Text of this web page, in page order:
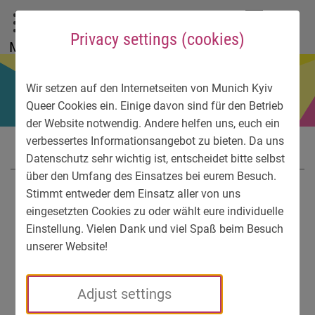
Privacy settings (cookies)
Wir setzen auf den Internetseiten von Munich Kyiv
Queer Cookies ein. Einige davon sind für den Betrieb
der Website notwendig. Andere helfen uns, euch ein
verbessertes Informationsangebot zu bieten. Da uns
Datenschutz sehr wichtig ist, entscheidet bitte selbst
über den Umfang des Einsatzes bei eurem Besuch.
Stimmt entweder dem Einsatz aller von uns
eingesetzten Cookies zu oder wählt eure individuelle
Einstellung. Vielen Dank und viel Spaß beim Besuch
unserer Website!
Adjust settings
To main menu
To language menu
To search
To content
To service information
Menu